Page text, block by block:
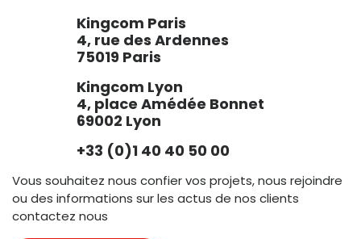
Kingcom Paris
4, rue des Ardennes
75019 Paris
Kingcom Lyon
4, place Amédée Bonnet
69002 Lyon
+33 (0)1 40 40 50 00
Vous souhaitez nous confier vos projets, nous rejoindre
ou des informations sur les actus de nos clients
contactez nous